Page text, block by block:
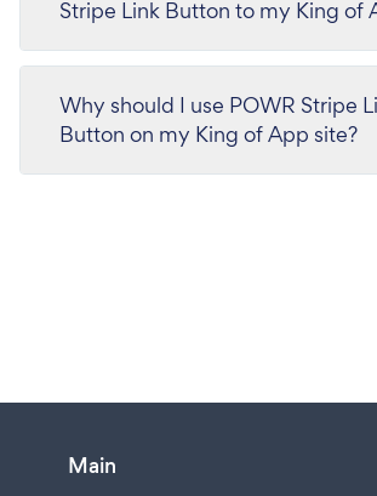
Stripe Link Button to my King of
Why should I use POWR Stripe
Button on my King of App site?
Main